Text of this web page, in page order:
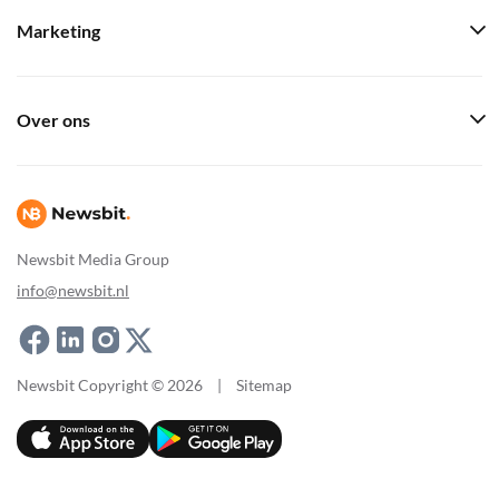
Newsbit Media Group
info@newsbit.nl
Marketing
Over ons
Newsbit Copyright © 2026 | Sitemap